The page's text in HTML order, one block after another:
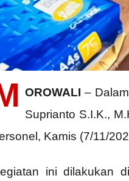
OROWALI –
Suprianto S.I.K.,
Kamis (7/11/
ini dilakukan